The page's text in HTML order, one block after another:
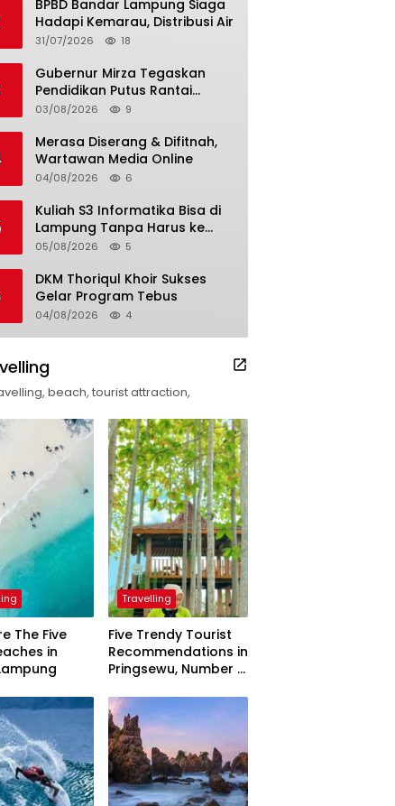
BPBD Bandar Lampung Siaga
Hadapi Kemarau, Distribusi Air
31/07/2026 18
Gubernur Mirza Tegaskan
Pendidikan Putus Rantai
Kemiskinan
03/08/2026 9
Merasa Diserang & Difitnah,
Wartawan Media Online
04/08/2026 6
Kuliah S3 Informatika Bisa di
Lampung Tanpa Harus ke
Luar Daerah
05/08/2026 5
DKM Thoriqul Khoir Sukses
Gelar Program Tebus
04/08/2026 4
beach, tourist attraction,
The Five
in
Travelling
Five Trendy Tourist
Recommendations in
Pringsewu, Number 3
President